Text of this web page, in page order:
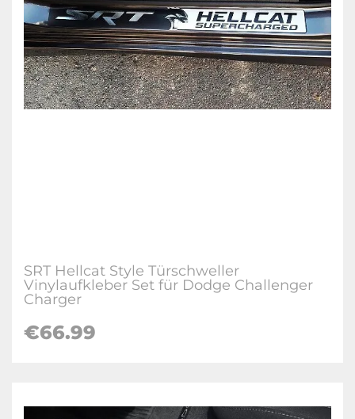
SRT Hellcat Style Türschweller
Vinylaufkleber Set für Dodge Challenger
Charger
€66.99